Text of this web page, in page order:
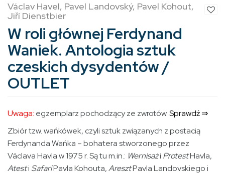
Václav Havel, Pavel Landovský, Pavel Kohout,
Jiří Dienstbier
W roli głównej Ferdynand
Waniek. Antologia sztuk
czeskich dysydentów /
OUTLET
Uwaga: egzemplarz pochodzący ze zwrotów.Sprawdź ⇒
Zbiór tzw. wańkówek, czyli sztuk związanych z postacią
Ferdynanda Wańka – bohatera stworzonego przez
Václava Havla w 1975 r. Są tu m.in.: Wernisażi ProtestHavla,
Atesti SafariPavla Kohouta,AresztPavla Landovskiego i